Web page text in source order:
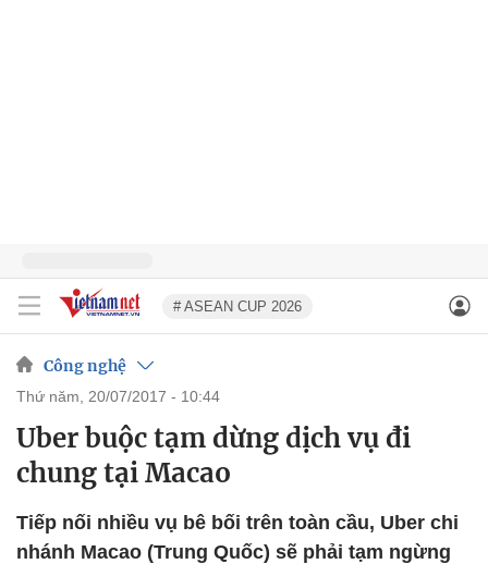
# ASEAN CUP 2026
Công nghệ
thứ năm, 20/07/2017 - 10:44
Uber buộc tạm dừng dịch vụ đi
chung tại Macao
Tiếp nối nhiều vụ bê bối trên toàn cầu, Uber chi
nhánh Macao (Trung Quốc) sẽ phải tạm ngừng